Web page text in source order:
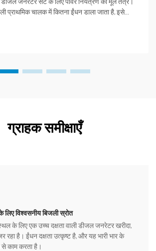
डीजल जनरेटर सेट के लिए पावर नियंत्रण का मूल तंत्र।
प्राथमिक चालक में कितना ईंधन डाला जाता है, इसे
ग्राहक समीक्षाएँ
लिए विश्वसनीय बिजली स्रोत
के लिए एक उच्च दक्षता वाली डीजल जनरेटर खरीदा,
है। ईंधन दक्षता उत्कृष्ट है, और यह भारी भार के
काम करता है।